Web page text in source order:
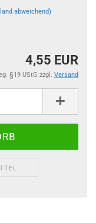
abweichend)
4,55 EUR
§19 UStG zzgl. Versand